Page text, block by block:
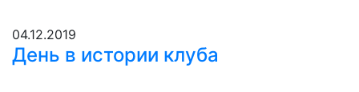
04.12.2019
День в истории клуба